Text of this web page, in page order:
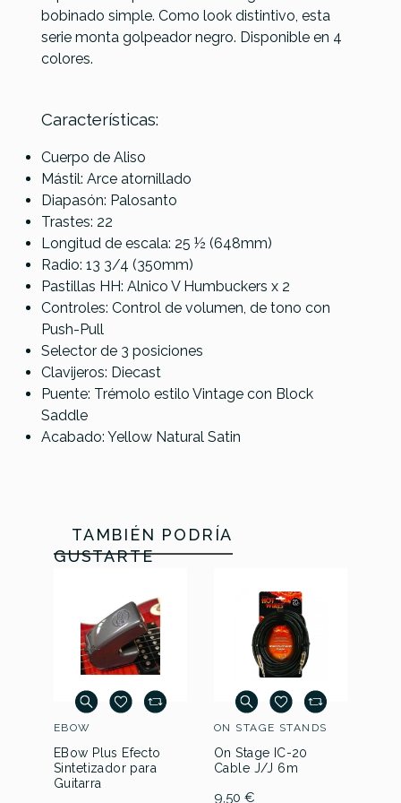
bobinado simple. Como look distintivo, esta
serie monta golpeador negro. Disponible en 4
colores.
Características:
Cuerpo de Aliso
Mástil: Arce atornillado
Diapasón: Palosanto
Trastes: 22
Longitud de escala: 25 ½ (648mm)
Radio: 13 3/4 (350mm)
Pastillas HH: Alnico V Humbuckers x 2
Controles: Control de volumen, de tono con
Push-Pull
Selector de 3 posiciones
Clavijeros: Diecast
Puente: Trémolo estilo Vintage con Block
Saddle
Acabado: Yellow Natural Satin
Forma Del Cuerpo Modelo ST
TAMBIÉN PODRÍA
GUSTARTE
EBOW
EBow Plus Efecto
Sintetizador para
Guitarra
ON STAGE STANDS
On Stage IC-20
Cable J/J 6m
9,50 €
Diestro Diestro Diestro Diestro
Modelo ST